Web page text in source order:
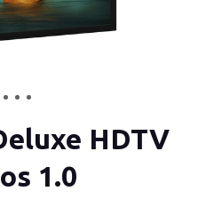
HDTV
1.0